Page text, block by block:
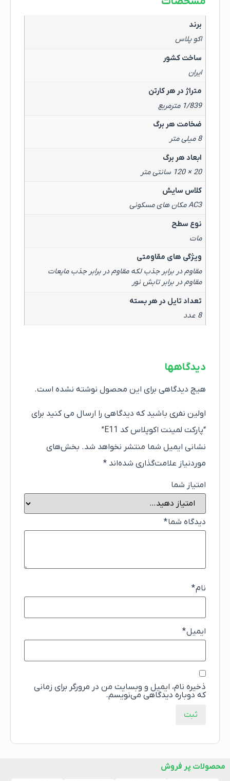
برند
اکو پلاس
ساخت کشور
ایران
متراژ در هر کارتن
1/839 مترمربع
ضخامت هر برگ
8 میلی متر
ابعاد هر برگ
20 × 120 سانتی متر
کلاس سایش
AC3 مکان های مسکونی
نوع سطح
مات
ویژگی های مقاومتی
مقاوم در برابر جذب لکه مقاوم در برابر جذب مایعات
مقاوم در برابر تابش نور
تعداد تایل در هر بسته
8 عدد
دیدگاهها
هیچ دیدگاهی برای این محصول نوشته نشده است.
اولین نفری باشید که دیدگاهی را ارسال می کنید برای
“پارکت لمینت اکوپلاس کد E11”
نشانی ایمیل شما منتشر نخواهد شد. بخش‌های
موردنیاز علامت‌گذاری شده‌اند *
امتیاز شما
دیدگاه شما*
نام*
ایمیل*
ذخیره نام، ایمیل و وبسایت من در مرورگر برای زمانی
که دوباره دیدگاهی می‌نویسم.
محصولات پر فروش